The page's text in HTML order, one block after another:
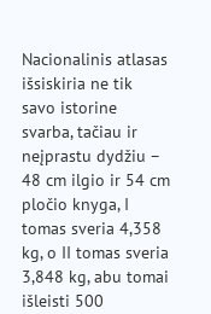
Nacionalinis atlasas
išsiskiria ne tik
savo istorine
svarba, tačiau ir
neįprastu dydžiu –
48 cm ilgio ir 54 cm
pločio knyga, I
tomas sveria 4,358
kg, o II tomas sveria
3,848 kg, abu tomai
išleisti 500